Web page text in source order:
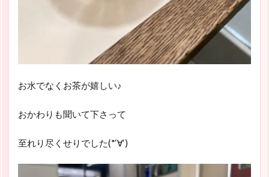
お水でなくお茶が嬉しい♪
おかわりも聞いて下さって
至れり尽くせりでした(*‘∀‘)